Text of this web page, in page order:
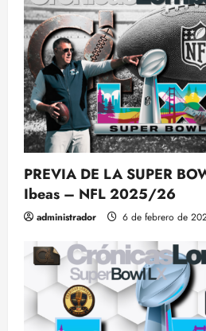
PREVIA DE LA SUPER
Ibeas – NFL 2025/26
administrador 6 de febrero de